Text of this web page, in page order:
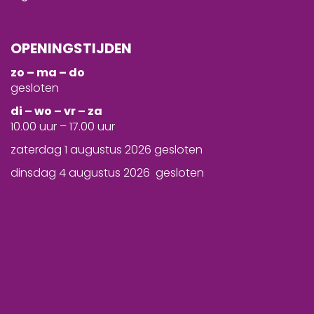
OPENINGSTIJDEN
zo – ma – do
gesloten
di – wo – vr – za
10.00 uur – 17.00 uur
zaterdag 1 augustus 2026 gesloten
dinsdag 4 augustus 2026 gesloten